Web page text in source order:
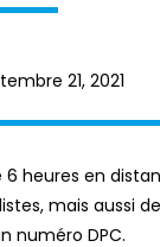
21, 2021
6 heures en
mais aussi
numéro DPC.